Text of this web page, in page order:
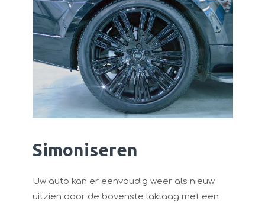
Simoniseren
Uw auto kan er eenvoudig weer als nieuw
uitzien door de bovenste laklaag met een